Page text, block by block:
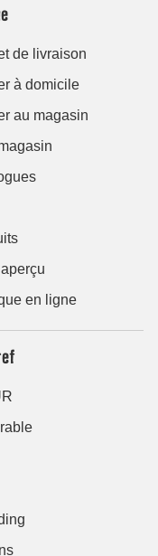
de livraison
à domicile
au magasin
en ligne